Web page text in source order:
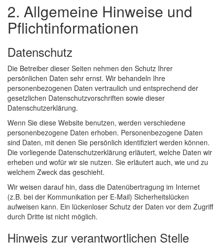
2. Allgemeine Hinweise und
Pflichtinformationen
Datenschutz
Die Betreiber dieser Seiten nehmen den Schutz Ihrer
persönlichen Daten sehr ernst. Wir behandeln Ihre
personenbezogenen Daten vertraulich und entsprechend der
gesetzlichen Datenschutzvorschriften sowie dieser
Datenschutzerklärung.
Wenn Sie diese Website benutzen, werden verschiedene
personenbezogene Daten erhoben. Personenbezogene Daten
sind Daten, mit denen Sie persönlich identifiziert werden können.
Die vorliegende Datenschutzerklärung erläutert, welche Daten wir
erheben und wofür wir sie nutzen. Sie erläutert auch, wie und zu
welchem Zweck das geschieht.
Wir weisen darauf hin, dass die Datenübertragung im Internet
(z.B. bei der Kommunikation per E-Mail) Sicherheitslücken
aufweisen kann. Ein lückenloser Schutz der Daten vor dem Zugriff
durch Dritte ist nicht möglich.
Hinweis zur verantwortlichen Stelle